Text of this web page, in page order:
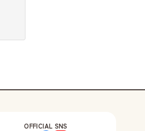
OFFICIAL SNS